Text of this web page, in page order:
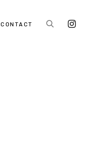
CONTACT